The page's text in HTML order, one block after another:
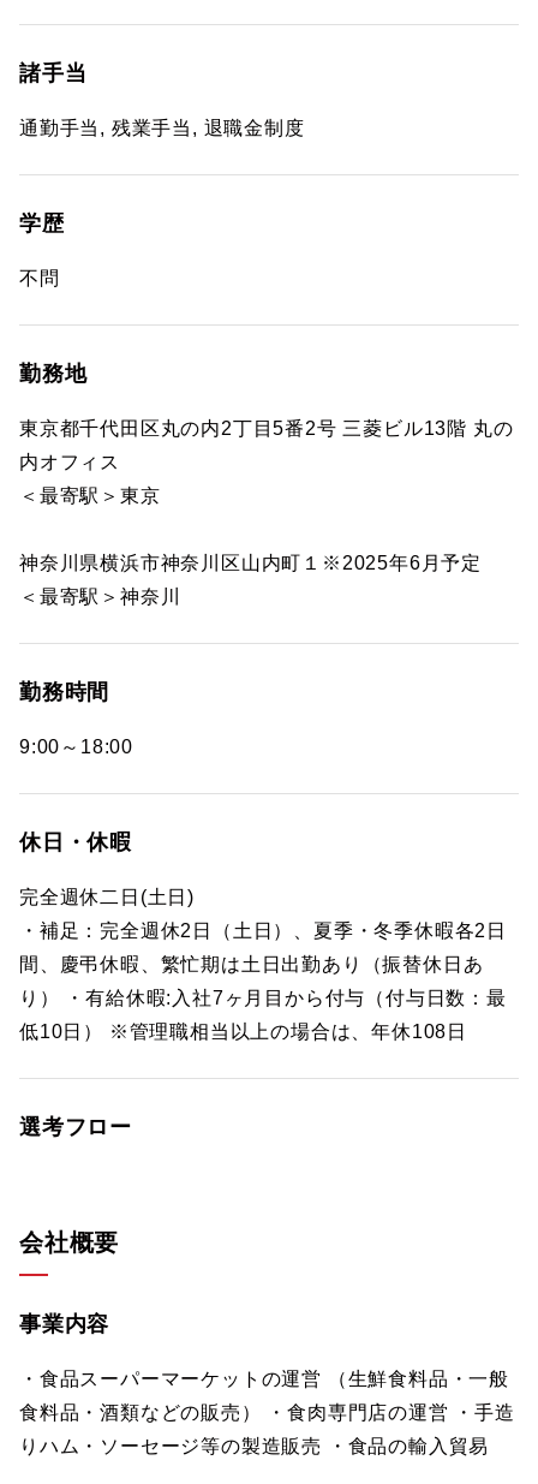
諸手当
通勤手当, 残業手当, 退職金制度
学歴
不問
勤務地
東京都千代田区丸の内2丁目5番2号 三菱ビル13階 丸の
内オフィス
＜最寄駅＞東京
神奈川県横浜市神奈川区山内町１※2025年6月予定
＜最寄駅＞神奈川
勤務時間
9:00～18:00
休日・休暇
完全週休二日(土日)
・補足：完全週休2日（土日）、夏季・冬季休暇各2日
間、慶弔休暇、繁忙期は土日出勤あり（振替休日あ
り） ・有給休暇:入社7ヶ月目から付与（付与日数：最
低10日） ※管理職相当以上の場合は、年休108日
選考フロー
会社概要
事業内容
・食品スーパーマーケットの運営 （生鮮食料品・一般
食料品・酒類などの販売） ・食肉専門店の運営 ・手造
りハム・ソーセージ等の製造販売 ・食品の輸入貿易